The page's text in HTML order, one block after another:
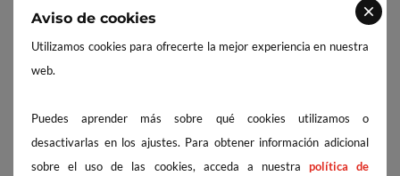
Aviso de cookies
Utilizamos cookies para ofrecerte la mejor experiencia en nuestra
web.
Puedes aprender más sobre qué cookies utilizamos o
desactivarlas en los ajustes. Para obtener información adicional
sobre el uso de las cookies, acceda a nuestra política de